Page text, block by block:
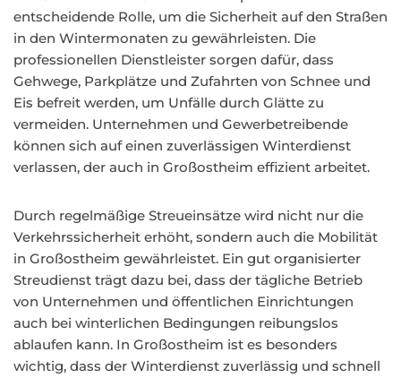
entscheidende Rolle, um die Sicherheit auf den Straßen
in den Wintermonaten zu gewährleisten. Die
professionellen Dienstleister sorgen dafür, dass
Gehwege, Parkplätze und Zufahrten von Schnee und
Eis befreit werden, um Unfälle durch Glätte zu
vermeiden. Unternehmen und Gewerbetreibende
können sich auf einen zuverlässigen Winterdienst
verlassen, der auch in Großostheim effizient arbeitet.
Durch regelmäßige Streueinsätze wird nicht nur die
Verkehrssicherheit erhöht, sondern auch die Mobilität
in Großostheim gewährleistet. Ein gut organisierter
Streudienst trägt dazu bei, dass der tägliche Betrieb
von Unternehmen und öffentlichen Einrichtungen
auch bei winterlichen Bedingungen reibungslos
ablaufen kann. In Großostheim ist es besonders
wichtig, dass der Winterdienst zuverlässig und schnell